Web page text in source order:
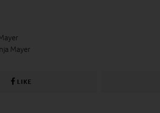
Mayer
LIKE